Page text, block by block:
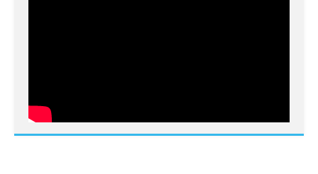
BỆNH VIỆN NGUYỄN ĐÌNH CHIỂU TIẾP TỤC TRIỂN
KHAI KỸ THUẬT CHUYÊN SÂU TRONG KHÁM, CHỮA